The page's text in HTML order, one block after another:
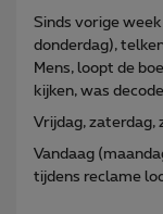
Sinds vorige
donderdag),
Mens, loopt de
kijken, was
Vrijdag, zaterdag,
Vandaag
tijdens reclame